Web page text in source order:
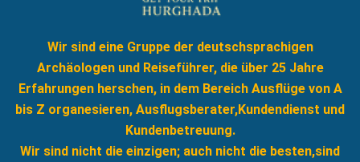
Wir sind eine Gruppe der deutschsprachigen
Archäologen und Reiseführer, die über 25 Jahre
Erfahrungen herschen, in dem Bereich Ausflüge von A
bis Z organesieren, Ausflugsberater,Kundendienst und
Kundenbetreuung.
Wir sind nicht die einzigen; auch nicht die besten,sind